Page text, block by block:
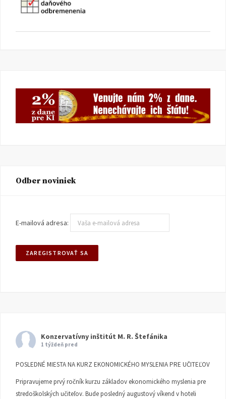
Odber noviniek
E-mailová adresa:
Konzervatívny inštitút M. R. Štefánika
1 týždeň pred
POSLEDNÉ MIESTA NA KURZ EKONOMICKÉHO MYSLENIA PRE UČITEĽOV
Pripravujeme prvý ročník kurzu základov ekonomického myslenia pre
stredoškolských učiteľov. Bude posledný augustový víkend v hoteli